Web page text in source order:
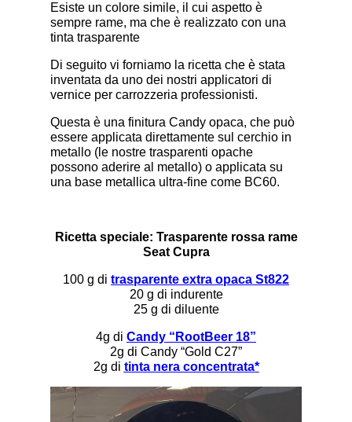
Esiste un colore simile, il cui aspetto è
sempre rame, ma che è realizzato con una
tinta trasparente
Di seguito vi forniamo la ricetta che è stata
inventata da uno dei nostri applicatori di
vernice per carrozzeria professionisti.
Questa è una finitura Candy opaca, che può
essere applicata direttamente sul cerchio in
metallo (le nostre trasparenti opache
possono aderire al metallo) o applicata su
una base metallica ultra-fine come BC60.
Ricetta speciale: Trasparente rossa rame
Seat Cupra
100 g di trasparente extra opaca St822
20 g di indurente
25 g di diluente
4g di Candy “RootBeer 18”
2g di Candy “Gold C27”
2g di tinta nera concentrata*